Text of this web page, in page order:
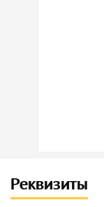
Реквизиты